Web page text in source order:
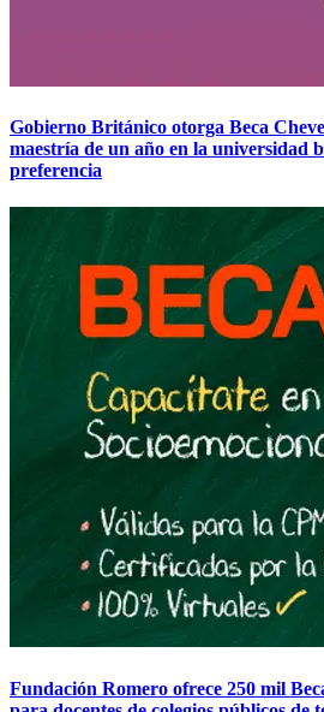
Gobierno Británico otorga Beca
maestría de un año en la universidad
preferencia
Fundación Romero ofrece 250 mil